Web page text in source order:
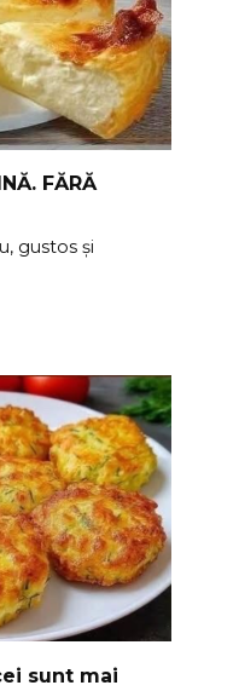
FĂRĂ
gustos și
sunt mai